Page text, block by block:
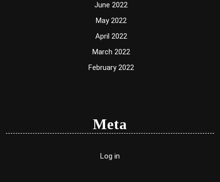
June 2022
May 2022
April 2022
March 2022
February 2022
Meta
Log in